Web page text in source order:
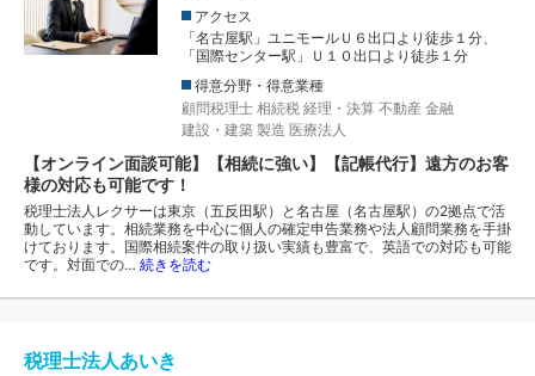
アクセス
「名古屋駅」ユニモールＵ６出口より徒歩１分、
「国際センター駅」Ｕ１０出口より徒歩１分
得意分野・得意業種
顧問税理士 相続税 経理・決算 不動産 金融
建設・建築 製造 医療法人
【オンライン面談可能】【相続に強い】【記帳代行】遠方のお客
様の対応も可能です！
税理士法人レクサーは東京（五反田駅）と名古屋（名古屋駅）の2拠点で活
動しています。相続業務を中心に個人の確定申告業務や法人顧問業務を手掛
けております。国際相続案件の取り扱い実績も豊富で、英語での対応も可能
です。対面での… 続きを読む
税理士法人あいき